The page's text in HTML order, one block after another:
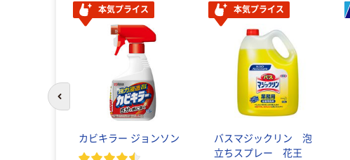
本気プライス
カビキラー ジョンソン
本気プライス
バスマジックリン 泡
立ちスプレー 花王
前のスライドへ